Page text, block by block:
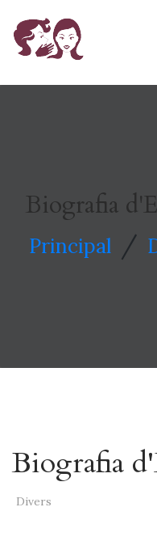
Biografia
Principal /
Biografia
Divers